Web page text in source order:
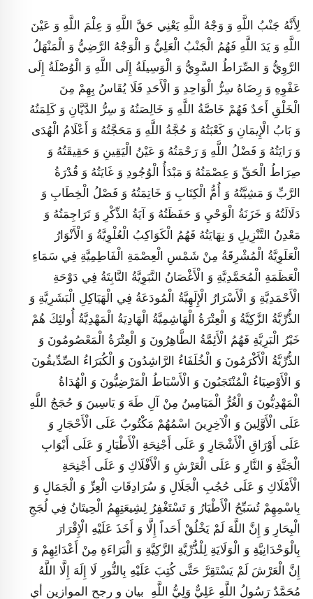
لِأَنَّهُ جَنْبُ اللَّهِ وَ وَجْهُ اللَّهِ يَعْنِي حَقَّ اللَّهِ وَ عِلْمَ اللَّهِ وَ عَيْنَ
اللَّهِ وَ يَدَ اللَّهِ فَهُمُ الْجَنْبُ الْعَلِيُّ وَ الْوَجْهُ الرَّضِيُّ وَ الْمَنْهَلُ
الرَّوِيُّ وَ الصِّرَاطُ السَّوِيُّ وَ الْوَسِيلَةُ إِلَى اللَّهِ وَ الْوُصْلَةُ إِلَى
عَفْوِهِ وَ رِضَاهُ سِرُّ الْوَاحِدِ وَ الْأَحَدِ فَلَا يُقَاسُ بِهِمْ مِنَ
الْخَلْقِ أَحَدٌ فَهُمْ خَاصَّةُ اللَّهِ وَ خَالِصَتُهُ وَ سِرُّ الدَّيَّانِ وَ كَلِمَتُهُ
وَ بَابُ الْإِيمَانِ وَ كَعْبَتُهُ وَ حُجَّةُ اللَّهِ وَ مَحَجَّتُهُ وَ أَعْلَامُ الْهُدَى
وَ رَايَتُهُ وَ فَضْلُ اللَّهِ وَ رَحْمَتُهُ وَ عَيْنُ الْيَقِينِ وَ حَقِيقَتُهُ وَ
صِرَاطُ الْحَقِّ وَ عِصْمَتُهُ وَ مَبْدَأُ الْوُجُودِ وَ غَايَتُهُ وَ قُدْرَةُ
الرَّبِّ وَ مَشِيَّتُهُ وَ أُمُّ الْكِتَابِ وَ خَاتِمَتُهُ وَ فَصْلُ الْخِطَابِ وَ
دَلَالَتُهُ وَ خَزَنَةُ الْوَحْيِ وَ حَفَظَتُهُ وَ آيَةُ الذِّكْرِ وَ تَرَاجِمَتُهُ وَ
مَعْدِنُ التَّنْزِيلِ وَ نِهَايَتُهُ فَهُمُ الْكَوَاكِبُ الْعُلْوِيَّةُ وَ الْأَنْوَارُ
الْعَلَوِيَّةُ الْمُشْرِقَةُ مِنْ شَمْسِ الْعِصْمَةِ الْفَاطِمِيَّةِ فِي سَمَاءِ
الْعَظَمَةِ الْمُحَمَّدِيَّةِ وَ الْأَغْصَانُ النَّبَوِيَّةُ النَّابِتَةُ فِي دَوْحَةِ
الْأَحْمَدِيَّةِ وَ الْأَسْرَارُ الْإِلَهِيَّةُ الْمُودَعَةُ فِي الْهَيَاكِلِ الْبَشَرِيَّةِ وَ
الذُّرِّيَّةُ الزَّكِيَّةُ وَ الْعِتْرَةُ الْهَاشِمِيَّةُ الْهَادِيَةُ الْمَهْدِيَّةُ أُولئِكَ هُمْ
خَيْرُ الْبَرِيَّةِ فَهُمُ الْأَئِمَّةُ الطَّاهِرُونَ وَ الْعِتْرَةُ الْمَعْصُومُونَ وَ
الذُّرِّيَّةُ الْأَكْرَمُونَ وَ الْخُلَفَاءُ الرَّاشِدُونَ وَ الْكُبَرَاءُ الصِّدِّيقُونَ
وَ الْأَوْصِيَاءُ الْمُنْتَجَبُونَ وَ الْأَسْبَاطُ الْمَرْضِيُّونَ وَ الْهُدَاةُ
الْمَهْدِيُّونَ وَ الْغُرُّ الْمَيَامِينُ مِنْ آلِ طَهَ وَ يَاسِينَ وَ حُجَجُ اللَّهِ
عَلَى الْأَوَّلِينَ وَ الْآخِرِينَ اسْمُهُمْ مَكْتُوبٌ عَلَى الْأَحْجَارِ وَ
عَلَى أَوْرَاقِ الْأَشْجَارِ وَ عَلَى أَجْنِحَةِ الْأَطْيَارِ وَ عَلَى أَبْوَابِ
الْجَنَّةِ وَ النَّارِ وَ عَلَى الْعَرْشِ وَ الْأَفْلَاكِ وَ عَلَى أَجْنِحَةِ
الْأَمْلَاكِ وَ عَلَى حُجُبِ الْجَلَالِ وَ سُرَادِقَاتِ الْعِزِّ وَ الْجَمَالِ وَ
بِاسْمِهِمْ تُسَبِّحُ الْأَطْيَارُ وَ تَسْتَغْفِرُ لِشِيعَتِهِمُ الْحِيتَانُ فِي لُجَجِ
الْبِحَارِ وَ إِنَّ اللَّهَ لَمْ يَخْلُقْ أَحَداً إِلَّا وَ أَخَذَ عَلَيْهِ الْإِقْرَارَ
بِالْوَحْدَانِيَّةِ وَ الْوَلَايَةِ لِلْذُّرِّيَّةِ الزَّكِيَّةِ وَ الْبَرَاءَةِ مِنْ أَعْدَائِهِمْ وَ
إِنَّ الْعَرْشَ لَمْ يَسْتَقِرَّ حَتَّى كُتِبَ عَلَيْهِ بِالنُّورِ لَا إِلَهَ إِلَّا اللَّهُ
مُحَمَّدٌ رَسُولُ اللَّهِ عَلِيٌّ وَلِيُّ اللَّهِ بيان و رجح الموازين أي